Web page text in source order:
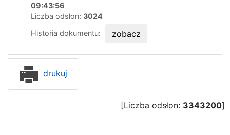
09:43:56
Liczba odsłon: 3024
Historia dokumentu:
zobacz
drukuj
[Liczba odsłon: 3343200]